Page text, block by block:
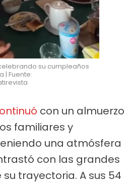
su cumpleaños
| Fuente:
con un almuerzo
familiares y
una atmósfera
con las grandes
trayectoria. A sus 54